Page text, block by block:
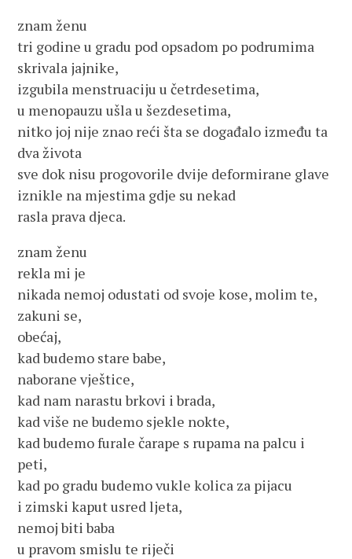
znam ženu
tri godine u gradu pod opsadom po podrumima
skrivala jajnike,
izgubila menstruaciju u četrdesetima,
u menopauzu ušla u šezdesetima,
nitko joj nije znao reći šta se događalo između ta
dva života
sve dok nisu progovorile dvije deformirane glave
iznikle na mjestima gdje su nekad
rasla prava djeca.
znam ženu
rekla mi je
nikada nemoj odustati od svoje kose, molim te,
zakuni se,
obećaj,
kad budemo stare babe,
naborane vještice,
kad nam narastu brkovi i brada,
kad više ne budemo sjekle nokte,
kad budemo furale čarape s rupama na palcu i
peti,
kad po gradu budemo vukle kolica za pijacu
i zimski kaput usred ljeta,
nemoj biti baba
u pravom smislu te riječi